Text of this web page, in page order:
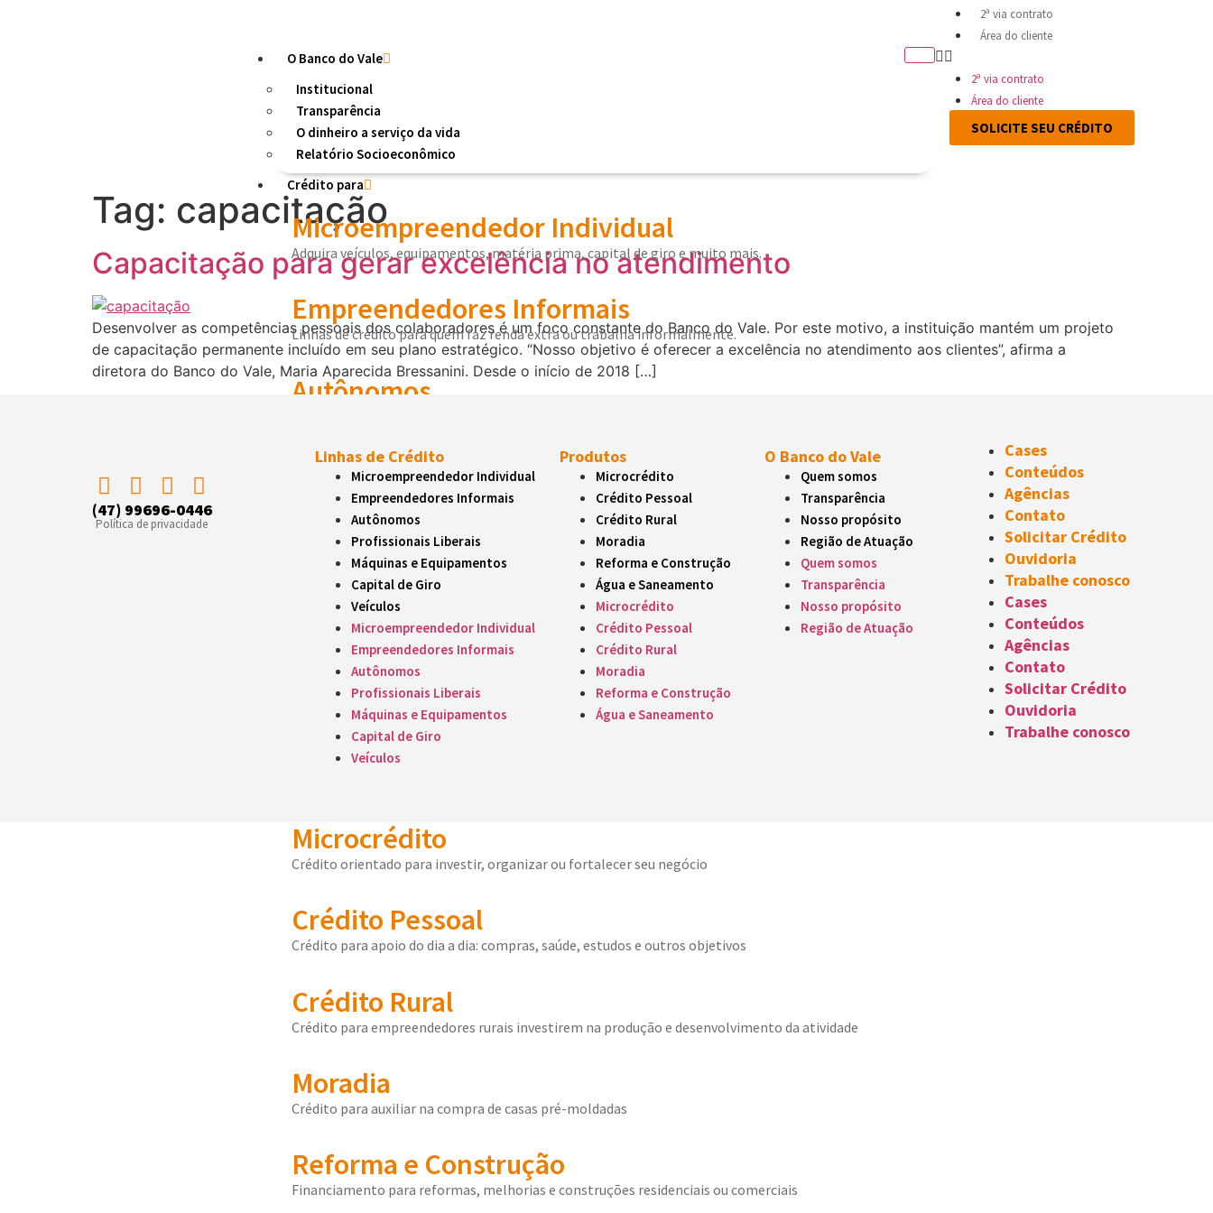
O Banco do Vale
Institucional
Transparência
O dinheiro a serviço da vida
Relatório Socioeconômico
Crédito para
Microempreendedor Individual
Adquira veículos, equipamentos, matéria prima, capital de giro e muito mais.
Empreendedores Informais
Linhas de crédito para quem faz renda extra ou trabalha informalmente.
Autônomos
Profissionais Liberais
Empréstimos para inúmeras atividades, das despesas aos investimentos.
Máquinas e Equipamentos
Linhas de crédito exclusivas para ampliar o seu negócio.
Capital de Giro
Crédito rápido para você manter suas operações em dia.
Veículos
Empréstimo para compra ou manutenção de veículos.
Microcrédito
Crédito orientado para investir, organizar ou fortalecer seu negócio
Crédito Pessoal
Crédito para apoio do dia a dia: compras, saúde, estudos e outros objetivos
Crédito Rural
Crédito para empreendedores rurais investirem na produção e desenvolvimento da atividade
Moradia
Crédito para auxiliar na compra de casas pré-moldadas
Reforma e Construção
Financiamento para reformas, melhorias e construções residenciais ou comerciais
2ª via contrato
Área do cliente
2ª via contrato
Área do cliente
SOLICITE SEU CRÉDITO
Tag: capacitação
Capacitação para gerar excelência no atendimento
Desenvolver as competências pessoais dos colaboradores é um foco constante do Banco do Vale. Por este motivo, a instituição mantém um projeto
de capacitação permanente incluído em seu plano estratégico. “Nosso objetivo é oferecer a excelência no atendimento aos clientes”, afirma a
diretora do Banco do Vale, Maria Aparecida Bressanini. Desde o início de 2018 […]
(47) 99696-0446
Política de privacidade
Linhas de Crédito
Microempreendedor Individual
Empreendedores Informais
Autônomos
Profissionais Liberais
Máquinas e Equipamentos
Capital de Giro
Veículos
Microempreendedor Individual
Empreendedores Informais
Autônomos
Profissionais Liberais
Máquinas e Equipamentos
Capital de Giro
Veículos
Produtos
Microcrédito
Crédito Pessoal
Crédito Rural
Moradia
Reforma e Construção
Água e Saneamento
Microcrédito
Crédito Pessoal
Crédito Rural
Moradia
Reforma e Construção
Água e Saneamento
O Banco do Vale
Quem somos
Transparência
Nosso propósito
Região de Atuação
Quem somos
Transparência
Nosso propósito
Região de Atuação
Cases
Conteúdos
Agências
Contato
Solicitar Crédito
Ouvidoria
Trabalhe conosco
Cases
Conteúdos
Agências
Contato
Solicitar Crédito
Ouvidoria
Trabalhe conosco